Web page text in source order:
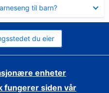
til barn?
du eier
enheter
fungerer siden vår